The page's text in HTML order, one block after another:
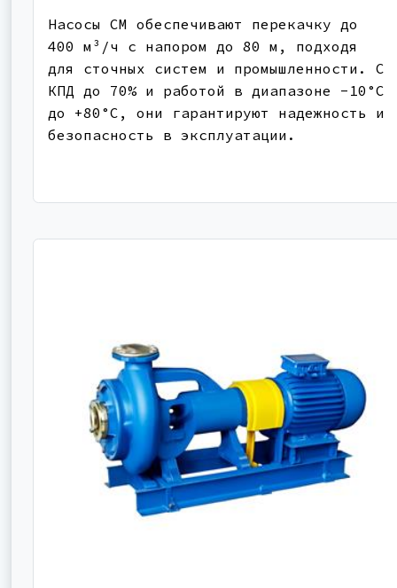
Насосы СМ обеспечивают перекачку до
400 м³/ч с напором до 80 м, подходя
для сточных систем и промышленности. С
КПД до 70% и работой в диапазоне -10°C
до +80°C, они гарантируют надежность и
безопасность в эксплуатации.